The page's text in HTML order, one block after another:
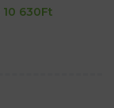
10 630Ft